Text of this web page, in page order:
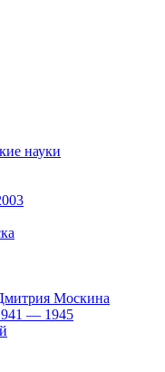
науки
Москина
— 1945